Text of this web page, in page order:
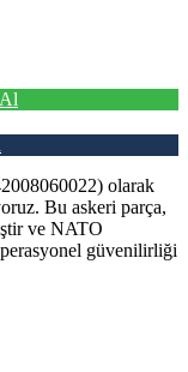
olarak
Bu askeri parça,
ve NATO
güvenilirliği